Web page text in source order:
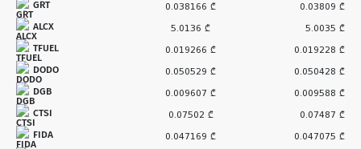
GRT 0.038166 ₾ 0.03809 ₾
ALCX 5.0136 ₾ 5.0035 ₾
TFUEL 0.019266 ₾ 0.019228 ₾
DODO 0.050529 ₾ 0.050428 ₾
DGB 0.009607 ₾ 0.009588 ₾
CTSI 0.07502 ₾ 0.07487 ₾
FIDA 0.047169 ₾ 0.047075 ₾